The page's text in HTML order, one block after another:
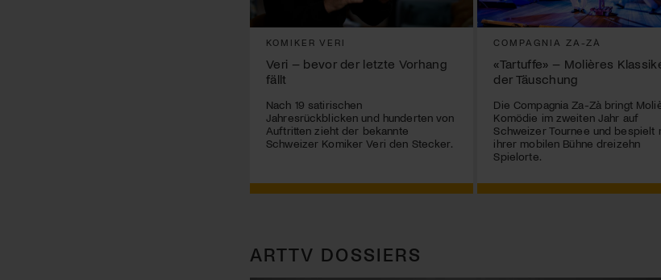
KOMIKER VERI
Veri – bevor der letzte Vorhang
fällt
Nach 19 satirischen
Jahresrückblicken und hunderten von
Auftritten zieht der bekannte
Schweizer Komiker Veri den Stecker.
COMPAGNIA ZA-ZÀ
«Tartuffe» – Molières
der Täuschung
Die Compagnia Za-Zà bringt
Komödie im zweiten Jahr auf
Schweizer Tournee und bespielt
ihrer mobilen Bühne dreizehn
Spielorte.
ARTTV DOSSIERS